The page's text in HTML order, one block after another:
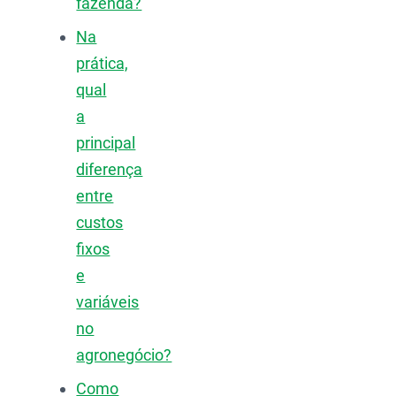
Na
prática,
qual
a
principal
diferença
entre
custos
fixos
e
variáveis
no
agronegócio?
Como